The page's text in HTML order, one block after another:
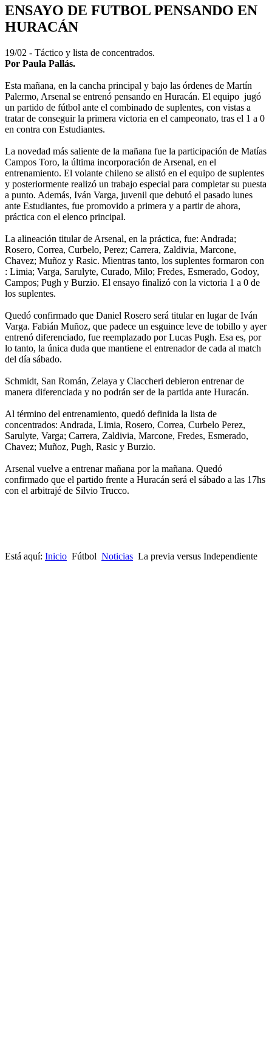
ENSAYO DE FUTBOL PENSANDO EN
HURACÁN
19/02 - Táctico y lista de concentrados.
Por Paula Pallás.
Esta mañana, en la cancha principal y bajo las órdenes de Martín
Palermo, Arsenal se entrenó pensando en Huracán. El equipo jugó
un partido de fútbol ante el combinado de suplentes, con vistas a
tratar de conseguir la primera victoria en el campeonato, tras el 1 a 0
en contra con Estudiantes.
La novedad más saliente de la mañana fue la participación de Matías
Campos Toro, la última incorporación de Arsenal, en el
entrenamiento. El volante chileno se alistó en el equipo de suplentes
y posteriormente realizó un trabajo especial para completar su puesta
a punto. Además, Iván Varga, juvenil que debutó el pasado lunes
ante Estudiantes, fue promovido a primera y a partir de ahora,
práctica con el elenco principal.
La alineación titular de Arsenal, en la práctica, fue: Andrada;
Rosero, Correa, Curbelo, Perez; Carrera, Zaldivia, Marcone,
Chavez; Muñoz y Rasic. Mientras tanto, los suplentes formaron con
: Limia; Varga, Sarulyte, Curado, Milo; Fredes, Esmerado, Godoy,
Campos; Pugh y Burzio. El ensayo finalizó con la victoria 1 a 0 de
los suplentes.
Quedó confirmado que Daniel Rosero será titular en lugar de Iván
Varga. Fabián Muñoz, que padece un esguince leve de tobillo y ayer
entrenó diferenciado, fue reemplazado por Lucas Pugh. Esa es, por
lo tanto, la única duda que mantiene el entrenador de cada al match
del día sábado.
Schmidt, San Román, Zelaya y Ciaccheri debieron entrenar de
manera diferenciada y no podrán ser de la partida ante Huracán.
Al término del entrenamiento, quedó definida la lista de
concentrados: Andrada, Limia, Rosero, Correa, Curbelo Perez,
Sarulyte, Varga; Carrera, Zaldivia, Marcone, Fredes, Esmerado,
Chavez; Muñoz, Pugh, Rasic y Burzio.
Arsenal vuelve a entrenar mañana por la mañana. Quedó
confirmado que el partido frente a Huracán será el sábado a las 17hs
con el arbitrajé de Silvio Trucco.
Está aquí: Inicio Fútbol Noticias La previa versus Independiente